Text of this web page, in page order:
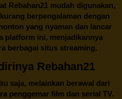
Rebahan21mudah digunakan,
berpengalaman dengan
yang nyaman dan lancar
platform ini, menjadikannya
berbagai situs streaming.
Rebahan21
saja, melainkan berawal dari
penggemar film dan serial TV.